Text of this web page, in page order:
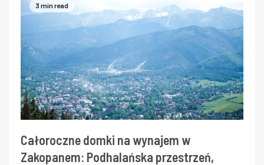
3 min read
Całoroczne domki na wynajem w
Zakopanem: Podhalańska przestrzeń,